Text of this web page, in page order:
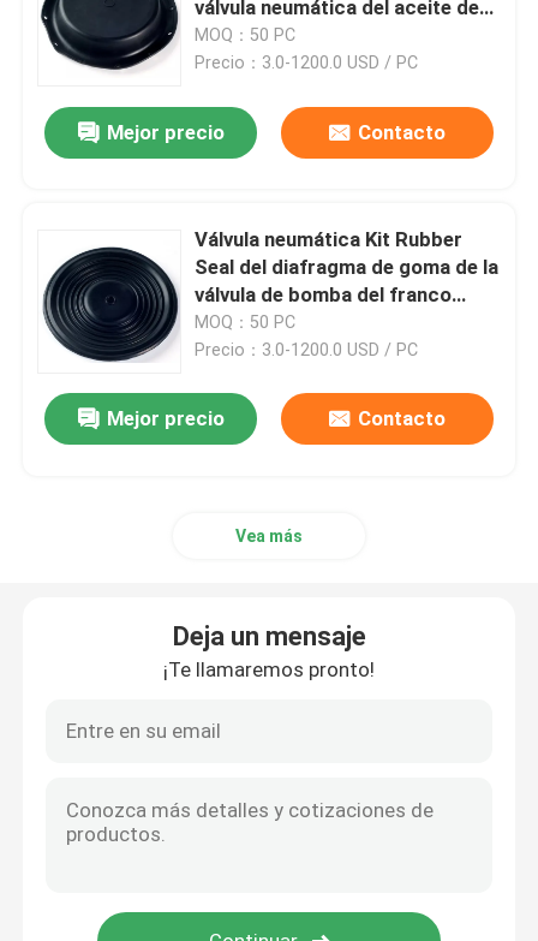
manguera flexible de acero inoxidable
manguera hidráulica de alta presión
Enchufe del tubo de la mezcla
Sello rodante del diafragma
Productos de poliuretano
válvula neumática del aceite de
1500m m
MOQ：50 PC
Precio：3.0-1200.0 USD / PC
Mejor precio Contacto
Válvula neumática Kit Rubber
Seal del diafragma de goma de la
válvula de bomba del franco
EPDM FKM del CR
MOQ：50 PC
Precio：3.0-1200.0 USD / PC
Mejor precio Contacto
Vea más
Deja un mensaje
¡Te llamaremos pronto!